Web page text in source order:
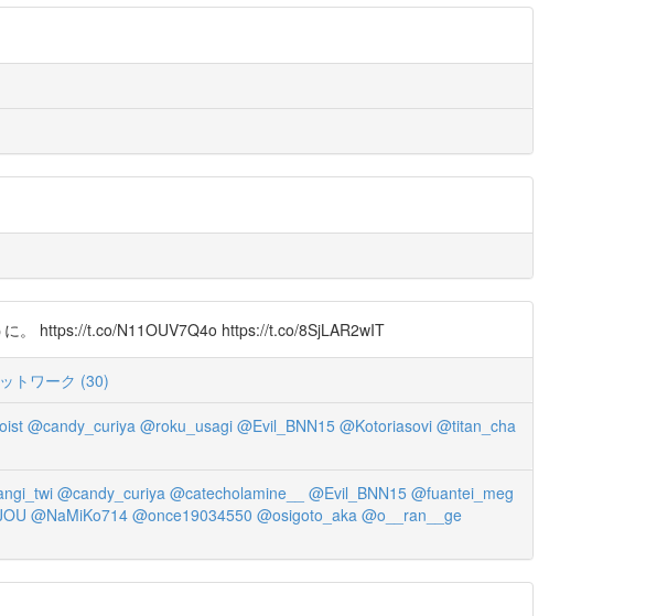
。 https://t.co/N11OUV7Q4o https://t.co/8SjLAR2wIT
トワーク (30)
@candy_curiya @roku_usagi @Evil_BNN15 @Kotoriasovi @titan_cha
@candy_curiya @catecholamine__ @Evil_BNN15 @fuantei_meg
@NaMiKo714 @once19034550 @osigoto_aka @o__ran__ge